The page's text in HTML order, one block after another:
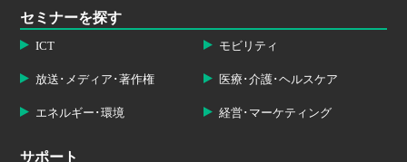
セミナーを探す
ICT モビリティ
放送･メディア･著作権 医療･介護･ヘルスケア
エネルギー･環境 経営･マーケティング
サポート